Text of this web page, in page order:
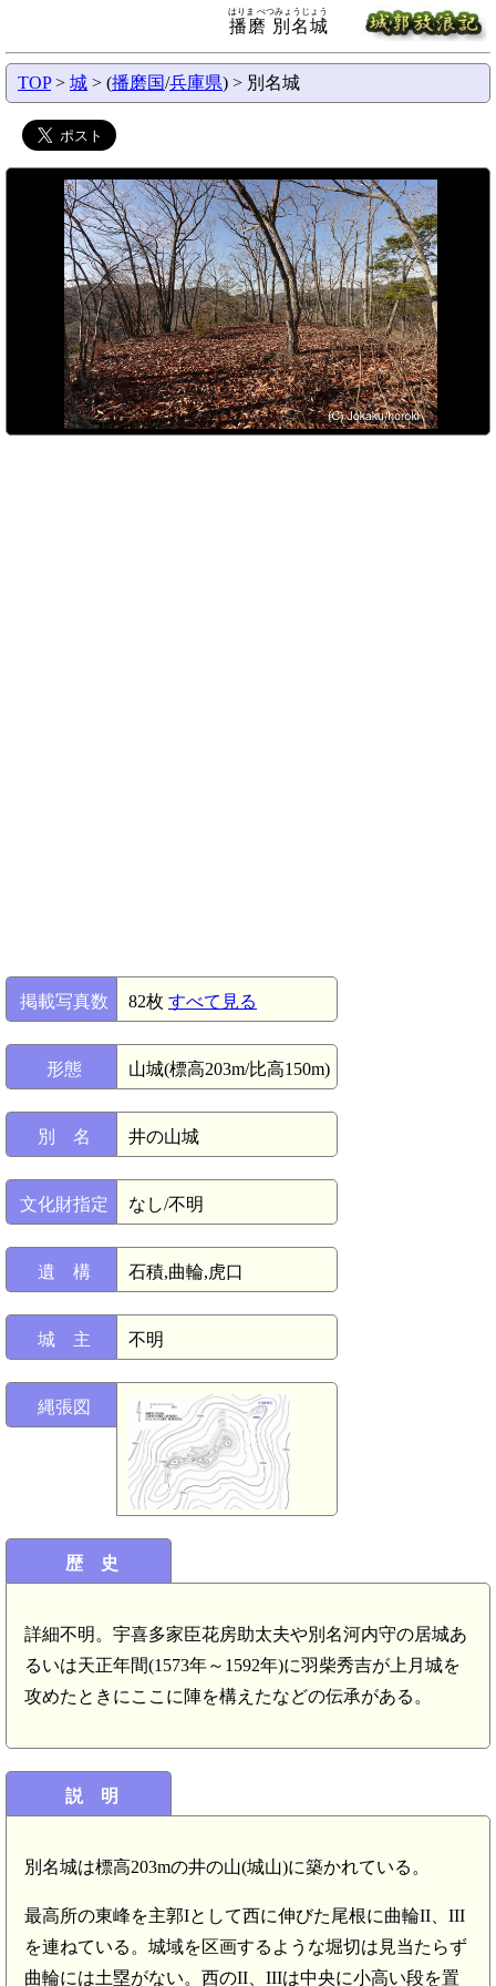
播磨 別名城
はりま べつみょうじょう
TOP> 城 > (播磨国/兵庫県) > 別名城
掲載写真数 82枚 すべて見る
形態 山城(標高203m/比高150m)
別 名 井の山城
文化財指定 なし/不明
遺 構 石積,曲輪,虎口
城 主 不明
縄張図
歴 史
詳細不明。宇喜多家臣花房助太夫や別名河内守の居城あ
るいは天正年間(1573年～1592年)に羽柴秀吉が上月城を
攻めたときにここに陣を構えたなどの伝承がある。
説 明
別名城は標高203mの井の山(城山)に築かれている。
最高所の東峰を主郭Iとして西に伸びた尾根に曲輪II、III
を連ねている。城域を区画するような堀切は見当たらず
曲輪には土塁がない。西のII、IIIは中央に小高い段を置